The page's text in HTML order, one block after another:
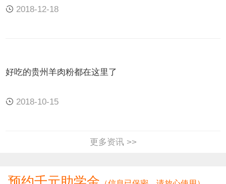
2018-12-18
好吃的贵州羊肉粉都在这里了
2018-10-15
更多资讯 >>